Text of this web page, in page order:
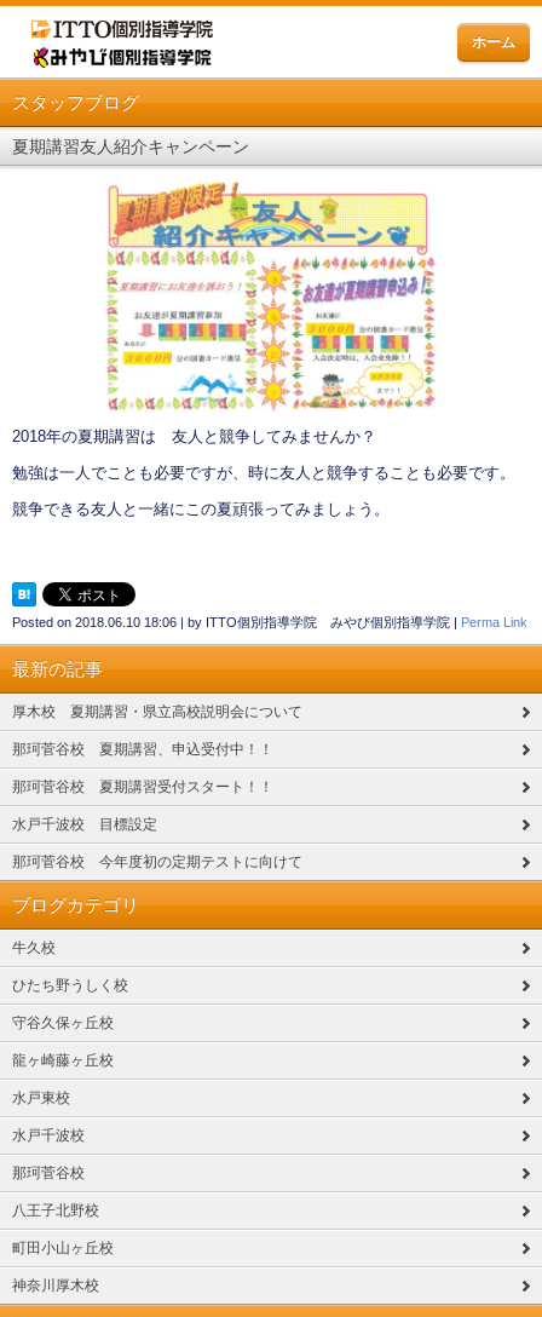
ホーム
スタッフブログ
夏期講習友人紹介キャンペーン
2018年の夏期講習は 友人と競争してみませんか？
勉強は一人でことも必要ですが、時に友人と競争することも必要です。
競争できる友人と一緒にこの夏頑張ってみましょう。
Posted on 2018.06.10 18:06 by ITTO個別指導学院 みやび個別指導学院 Perma Link
最新の記事
厚木校 夏期講習・県立高校説明会について
那珂菅谷校 夏期講習、申込受付中！！
那珂菅谷校 夏期講習受付スタート！！
水戸千波校 目標設定
那珂菅谷校 今年度初の定期テストに向けて
ブログカテゴリ
牛久校
ひたち野うしく校
守谷久保ヶ丘校
龍ヶ崎藤ヶ丘校
水戸東校
水戸千波校
那珂菅谷校
八王子北野校
町田小山ヶ丘校
神奈川厚木校